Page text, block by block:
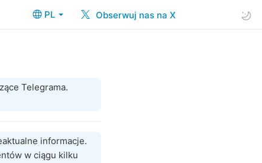
PL Obserwuj nas na X
Telegrama.
informacje.
w ciągu kilku